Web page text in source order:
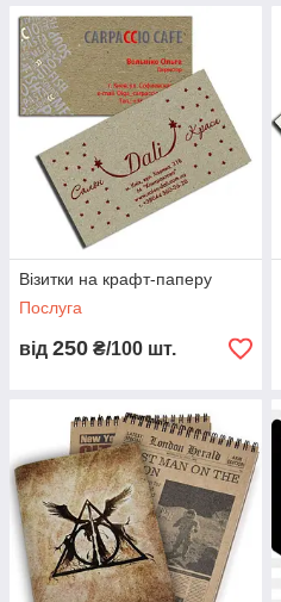
Візитки на крафт-паперу
Послуга
від 250 ₴/100 шт.